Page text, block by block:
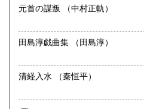
元首の謀叛 （中村正軌）
田島淳戯曲集 （田島淳）
清経入水 （秦恒平）